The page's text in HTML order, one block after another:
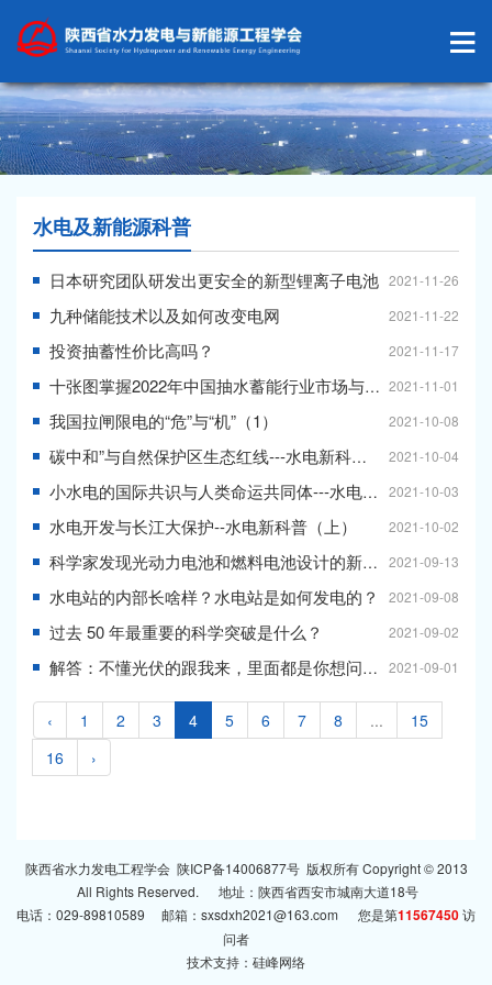
水电及新能源科普
日本研究团队研发出更安全的新型锂离子电池 2021-11-26
九种储能技术以及如何改变电网 2021-11-22
投资抽蓄性价比高吗？ 2021-11-17
十张图掌握2022年中国抽水蓄能行业市场与发展前景 2021-11-01
我国拉闸限电的“危”与“机”（1） 2021-10-08
碳中和”与自然保护区生态红线---水电新科普（下） 2021-10-04
小水电的国际共识与人类命运共同体---水电新科普（中） 2021-10-03
水电开发与长江大保护--水电新科普（上） 2021-10-02
科学家发现光动力电池和燃料电池设计的新机遇 2021-09-13
水电站的内部长啥样？水电站是如何发电的？ 2021-09-08
过去 50 年最重要的科学突破是什么？ 2021-09-02
解答：不懂光伏的跟我来，里面都是你想问的问题！ 2021-09-01
‹ 1 2 3 4 5 6 7 8 ...
15
16
›
陕西省水力发电工程学会 陕ICP备14006877号版权所有 Copyright © 2013
All Rights Reserved. 地址：陕西省西安市城南大道18号
电话：029-89810589 邮箱：sxsdxh2021@163.com 您是第11567450访
问者
技术支持： 硅峰网络